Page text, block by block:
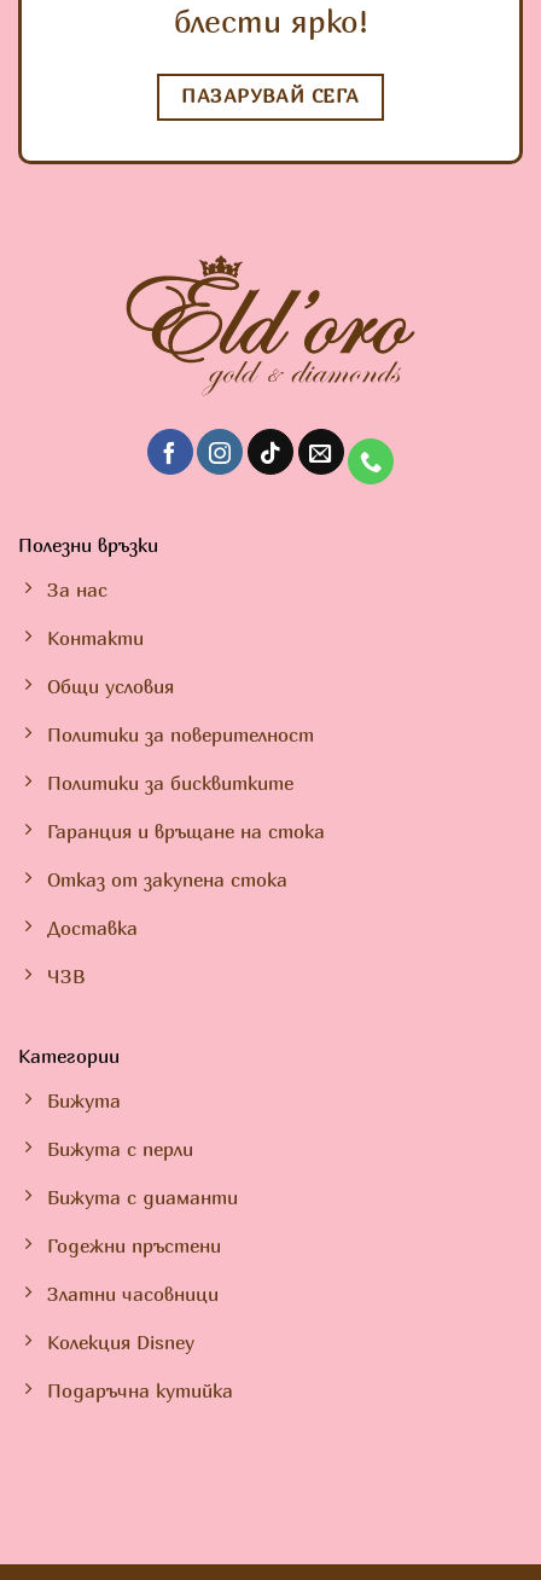
блести ярко!
ПАЗАРУВАЙ СЕГА
Полезни връзки
За нас
Контакти
Общи условия
Политики за поверителност
Политики за бисквитките
Гаранция и връщане на стока
Отказ от закупена стока
Доставка
ЧЗВ
Категории
Бижута
Бижута с перли
Бижута с диаманти
Годежни пръстени
Златни часовници
Колекция Disney
Подаръчна кутийка